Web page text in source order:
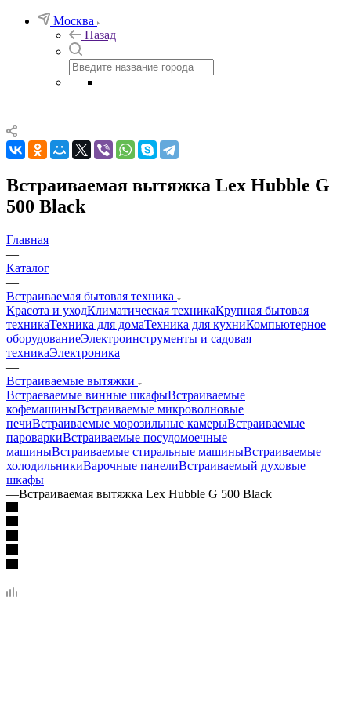
Москва
Назад
Встраиваемая вытяжка Lex Hubble G
500 Black
Главная
—
Каталог
—
Встраиваемая бытовая техника
Красота и уходКлиматическая техникаКрупная бытовая
техникаТехника для домаТехника для кухниКомпьютерное
оборудованиеЭлектроинструменты и садовая
техникаЭлектроника
—
Встраиваемые вытяжки
Встраеваемые винные шкафыВстраиваемые
кофемашиныВстраиваемые микроволновые
печиВстраиваемые морозильные камерыВстраиваемые
пароваркиВстраиваемые посудомоечные
машиныВстраиваемые стиральные машиныВстраиваемые
холодильникиВарочные панелиВстраиваемый духовые
шкафы
—Встраиваемая вытяжка Lex Hubble G 500 Black